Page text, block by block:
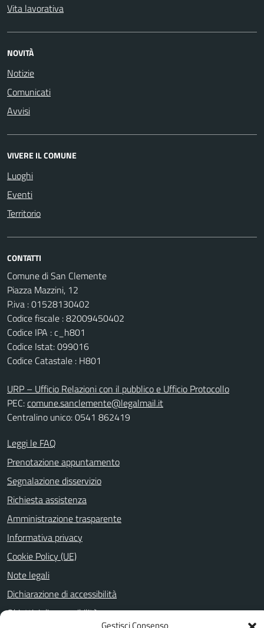
Vita lavorativa
NOVITÀ
Notizie
Comunicati
Avvisi
VIVERE IL COMUNE
Luoghi
Eventi
Territorio
CONTATTI
Comune di San Clemente
Piazza Mazzini, 12
P.iva : 01528130402
Codice fiscale : 82009450402
Codice IPA : c_h801
Codice Istat: 099016
Codice Catastale : H801
URP – Ufficio Relazioni con il pubblico e Ufficio Protocollo
PEC:comune.sanclemente@legalmail.it
Centralino unico: 0541 862419
Leggi le FAQ
Prenotazione appuntamento
Segnalazione disservizio
Richiesta assistenza
Amministrazione trasparente
Informativa privacy
Cookie Policy (UE)
Note legali
Dichiarazione di accessibilità
Obiettivi di accessibilità